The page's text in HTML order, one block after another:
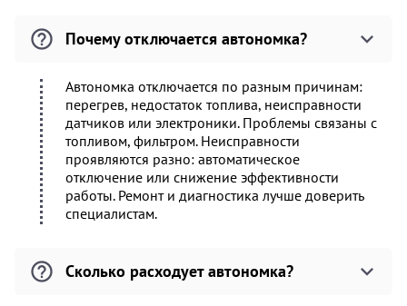
Почему отключается автономка?
Автономка отключается по разным причинам:
перегрев, недостаток топлива, неисправности
датчиков или электроники. Проблемы связаны с
топливом, фильтром. Неисправности
проявляются разно: автоматическое
отключение или снижение эффективности
работы. Ремонт и диагностика лучше доверить
специалистам.
Сколько расходует автономка?